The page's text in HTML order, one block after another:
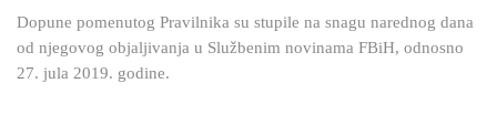
Dopune pomenutog Pravilnika su stupile na snagu narednog dana
od njegovog objaljivanja u Službenim novinama FBiH, odnosno
27. jula 2019. godine.